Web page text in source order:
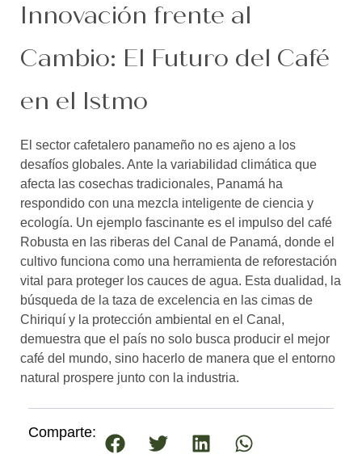
Innovación frente al
Cambio: El Futuro del Café
en el Istmo
El sector cafetalero panameño no es ajeno a los
desafíos globales. Ante la variabilidad climática que
afecta las cosechas tradicionales, Panamá ha
respondido con una mezcla inteligente de ciencia y
ecología. Un ejemplo fascinante es el impulso del café
Robusta en las riberas del Canal de Panamá, donde el
cultivo funciona como una herramienta de reforestación
vital para proteger los cauces de agua. Esta dualidad, la
búsqueda de la taza de excelencia en las cimas de
Chiriquí y la protección ambiental en el Canal,
demuestra que el país no solo busca producir el mejor
café del mundo, sino hacerlo de manera que el entorno
natural prospere junto con la industria.
Comparte: